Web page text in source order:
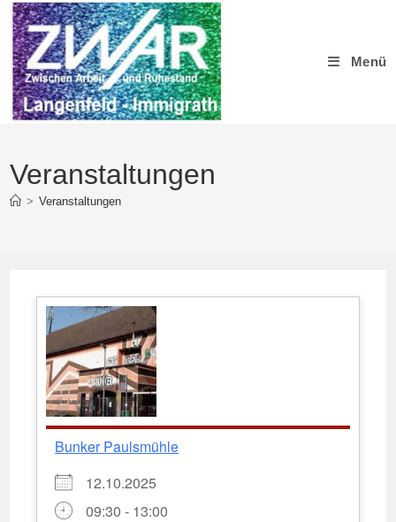
Zum
Inhalt
springen
Menü
Veranstaltungen
> Veranstaltungen
Bunker Paulsmühle
12.10.2025
09:30 - 13:00